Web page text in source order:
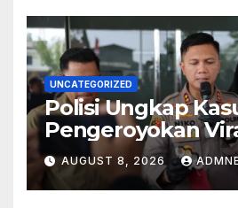
UNCATEGORIZED
Polisi Ungkap
Pengeroyokan
Tarogong Kaler,
Knalpot Brong
AUGUST 8, 2026